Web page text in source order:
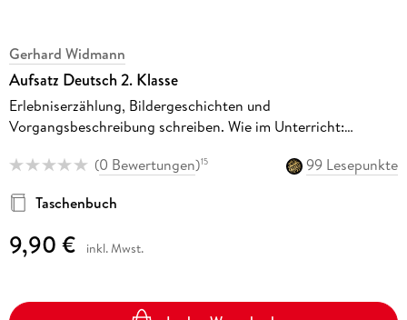
Gerhard Widmann
Aufsatz Deutsch 2. Klasse
Erlebniserzählung, Bildergeschichten und
Vorgangsbeschreibung schreiben. Wie im Unterricht:
(0 Bewertungen)15
99 Lesepunkte
Taschenbuch
9,90 € inkl. Mwst.